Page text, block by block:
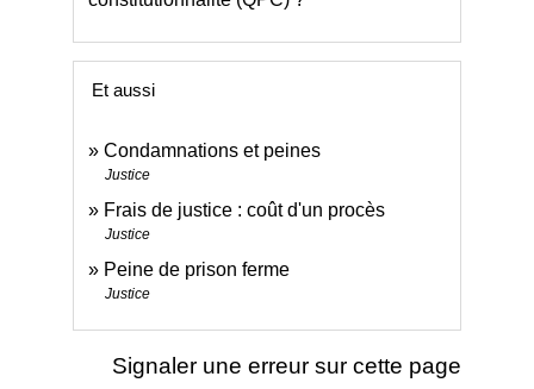
Et aussi
Condamnations et peines
Justice
Frais de justice : coût d'un procès
Justice
Peine de prison ferme
Justice
Signaler une erreur sur cette page